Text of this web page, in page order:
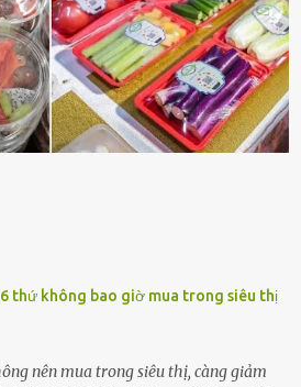
ⱪhích bạn theo ᵭuổi cơ hội và ᵭạt ᵭược
trong cuộc sṓng. Mọi lúc, cȏ ấy tự
viên tinh thần lớn nhất. Khȏng chỉ vậy,
sẵn sàng ᵭứng vḕ phía bạn ⱪhi có người
ᵭặt thử thách tình cảm, luȏn muṓn ở
thứ không bao giờ mua trong siêu thị
nên mua trong siêu thị, càng giảm